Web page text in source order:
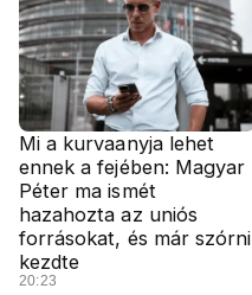
Mi a kurvaanyja lehet
ennek a fejében: Magyar
Péter ma ismét
hazahozta az uniós
forrásokat, és már szórni
kezdte
20:23